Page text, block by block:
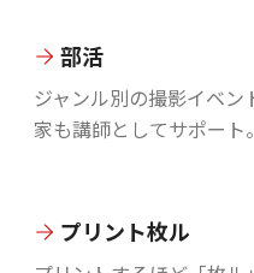
部活
ジャンル別の撮影イベ
家も講師としてサポート。
プリント枚ル